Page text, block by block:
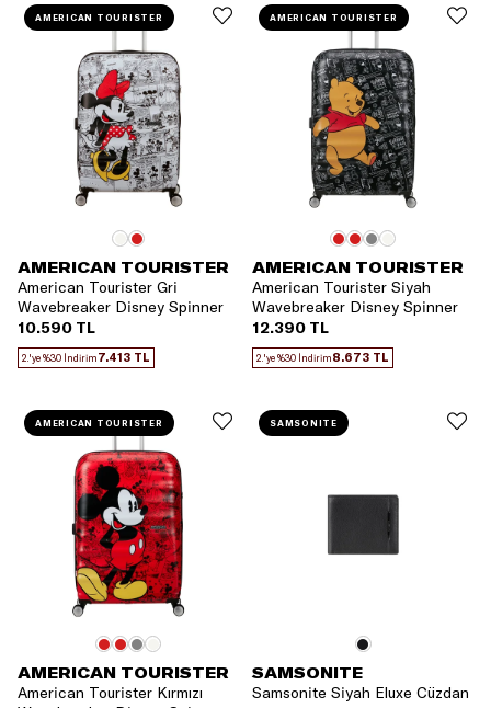
AMERICAN TOURISTER
American Tourister Gri
Wavebreaker Disney Spinner
67 Orta Boy Valiz
10.590 TL
2.'ye %30 İndirim7.413 TL
AMERICAN TOURISTER
AMERICAN TOURISTER
American Tourister Siyah
Wavebreaker Disney Spinner
77 Büyük Boy Valiz
12.390 TL
2.'ye %30 İndirim8.673 TL
AMERICAN TOURISTER
AMERICAN TOURISTER
American Tourister Kırmızı
AMERICAN TOURISTER
SAMSONITE
Samsonite Siyah Eluxe Cüzdan
SAMSONITE